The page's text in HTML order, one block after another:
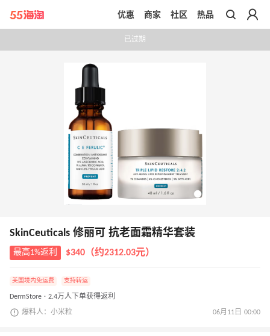
带你去官网买正品
优惠 商家 社区 热品
已过期
SkinCeuticals 修丽可 抗老面霜精华套装
最高1%返利 $340（约2312.03元）
美国境内免运费 支持转运
DermStore · 2.4万人下单获得返利
爆料人：小米粒 06月11日 00:00